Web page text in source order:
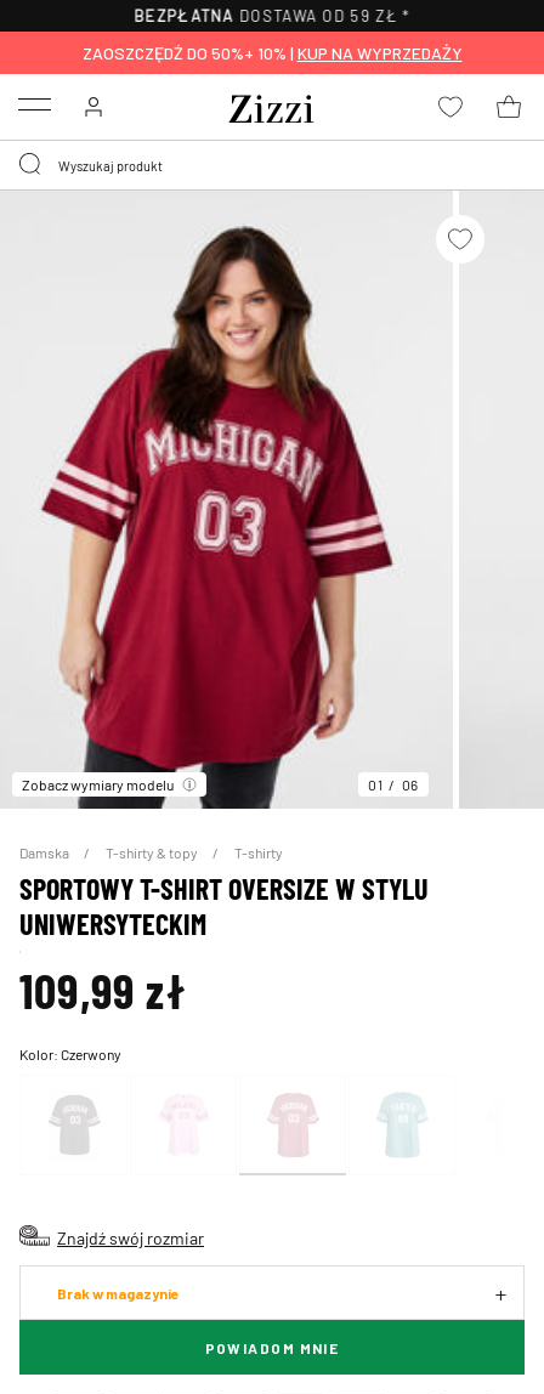
BEZPŁATNA DOSTAWA OD 59 ZŁ *
ZAOSZCZĘDŹ DO 50%+ 10% | KUP NA WYPRZEDAŻY
Menu
Zobacz wymiary modelu 01 06
Damska T-shirty & topy T-shirty
SPORTOWY T-SHIRT OVERSIZE W STYLU
UNIWERSYTECKIM
109,99 zł
Kolor:Czerwony
Znajdź swój rozmiar
Brak w magazynie
POWIADOM MNIE